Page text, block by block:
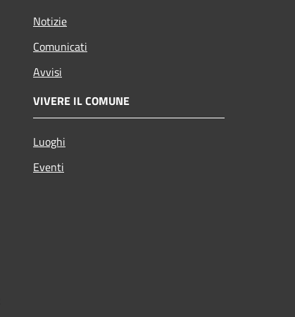
Notizie
Comunicati
Avvisi
VIVERE IL COMUNE
Luoghi
Eventi